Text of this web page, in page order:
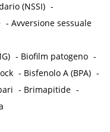
(NSSI) -
-Avversione sessuale
- Biofilm patogeno -
- Bisfenolo A (BPA) -
- Brimapitide -